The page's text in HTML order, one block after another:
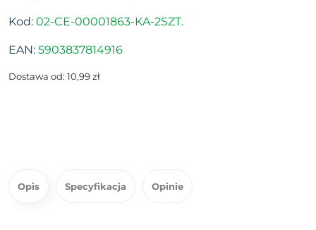
Kod: 02-CE-00001863-KA-2SZT.
EAN: 5903837814916
Dostawa od: 10,99 zł
Opis Specyfikacja Opinie